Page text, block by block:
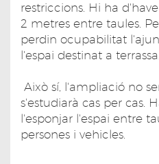
restriccions. Hi ha
2 metres entre taules.
perdin ocupabilitat
l'espai destinat a terrassa.
Això sí, l'ampliació no
s'estudiarà cas per cas.
l'esponjar l'espai entre
persones i vehicles.